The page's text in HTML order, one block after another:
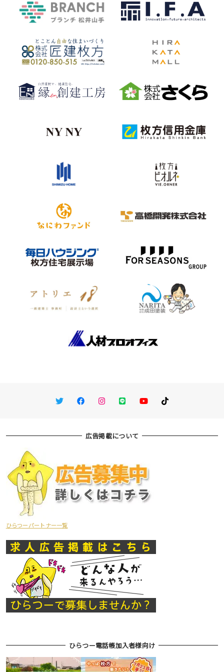
TwitterFacebookInstagram
LINE You TubeTikTok
広告掲載について
ひらつーパートナー一覧
ひらつー電話帳加入者様向け